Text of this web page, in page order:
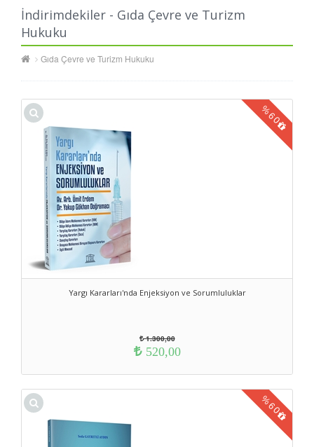
İndirimdekiler - Gıda Çevre ve Turizm
Hukuku
Gıda Çevre ve Turizm Hukuku
Yargı Kararları'nda Enjeksiyon ve Sorumluluklar
%
60
1.300,00
520,00
%
60